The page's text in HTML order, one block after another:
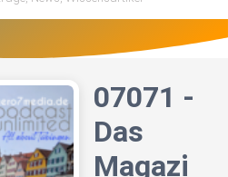
07071 -
Das
Magazi